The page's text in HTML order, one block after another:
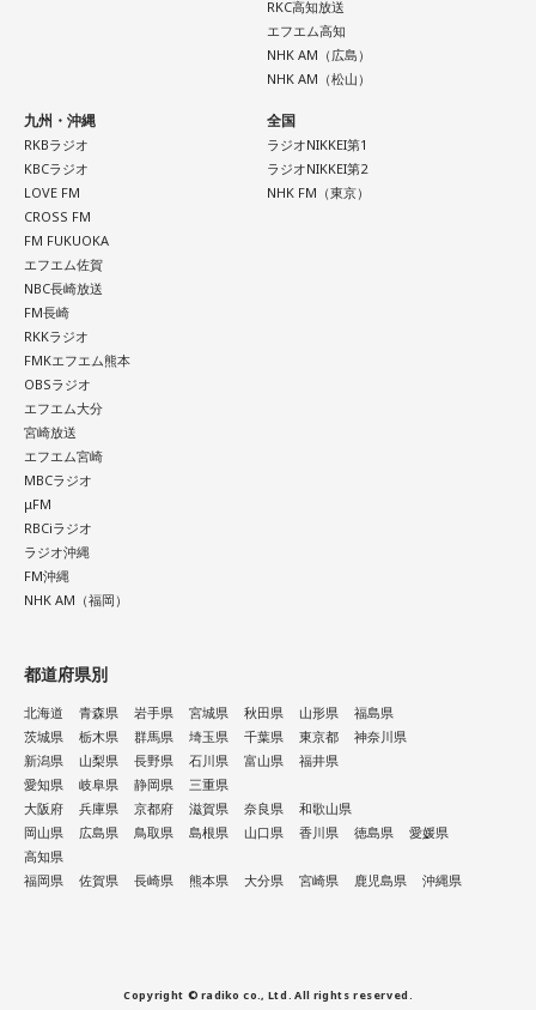
RKC高知放送
エフエム高知
NHK AM（広島）
NHK AM（松山）
九州・沖縄
RKBラジオ
KBCラジオ
LOVE FM
CROSS FM
FM FUKUOKA
エフエム佐賀
NBC長崎放送
FM長崎
RKKラジオ
FMKエフエム熊本
OBSラジオ
エフエム大分
宮崎放送
エフエム宮崎
MBCラジオ
μFM
RBCiラジオ
ラジオ沖縄
FM沖縄
NHK AM（福岡）
全国
ラジオNIKKEI第1
ラジオNIKKEI第2
NHK FM（東京）
都道府県別
北海道 青森県 岩手県 宮城県 秋田県 山形県
福島県
茨城県
栃木県 群馬県 埼玉県 千葉県 東京都
神奈川県
新潟県
山梨県 長野県 石川県 富山県
福井県
愛知県
岐阜県 静岡県
三重県
大阪府
兵庫県 京都府 滋賀県 奈良県
和歌山県
岡山県
広島県 鳥取県 島根県 山口県 香川県 徳島県
愛媛県
高知県
福岡県
佐賀県 長崎県 熊本県 大分県 宮崎県 鹿児島県 沖縄県
Copyright © radiko co., Ltd. All rights reserved.